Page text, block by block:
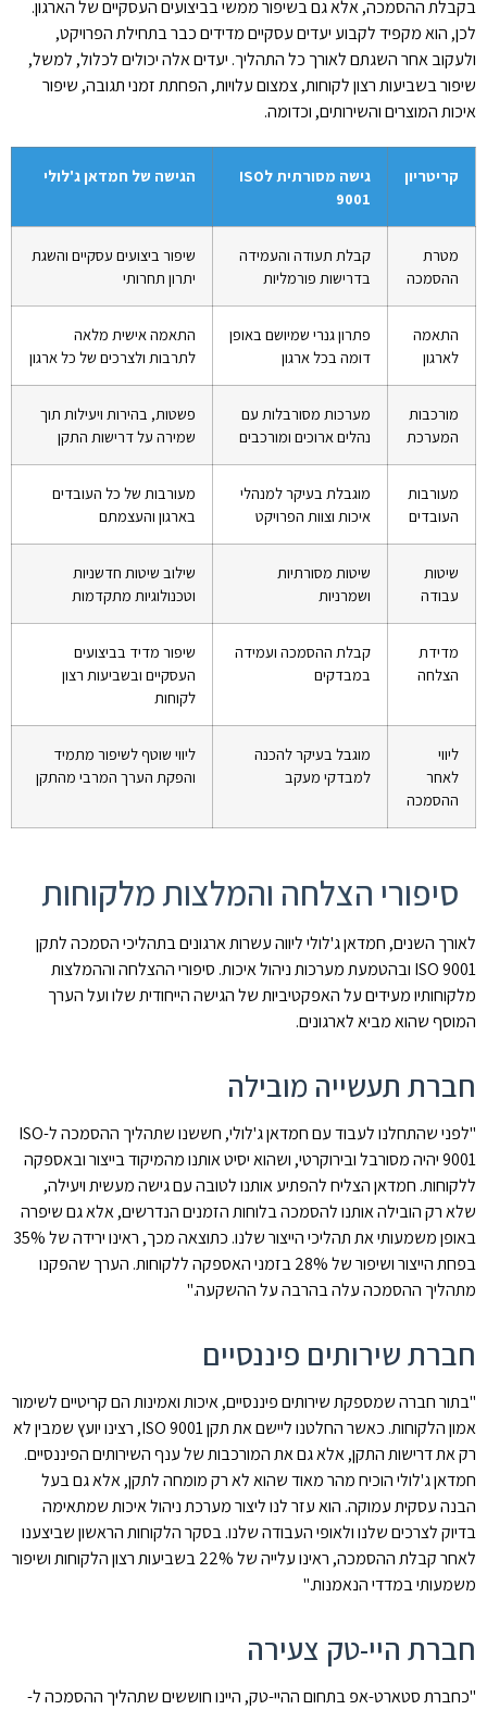
בקבלת ההסמכה, אלא גם בשיפור ממשי בביצועים העסקיים של הארגון.
לכן, הוא מקפיד לקבוע יעדים עסקיים מדידים כבר בתחילת הפרויקט,
ולעקוב אחר השגתם לאורך כל התהליך. יעדים אלה יכולים לכלול, למשל,
שיפור בשביעות רצון לקוחות, צמצום עלויות, הפחתת זמני תגובה, שיפור
איכות המוצרים והשירותים, וכדומה.
קריטריון
גישה מסורתית לISO
9001
הגישה של חמדאן ג'לולי
מטרת
ההסמכה
קבלת תעודה והעמידה
בדרישות פורמליות
שיפור ביצועים עסקיים והשגת
יתרון תחרותי
התאמה
לארגון
פתרון גנרי שמיושם באופן
דומה בכל ארגון
התאמה אישית מלאה
לתרבות ולצרכים של כל ארגון
מורכבות
המערכת
מערכות מסורבלות עם
נהלים ארוכים ומורכבים
פשטות, בהירות ויעילות תוך
שמירה על דרישות התקן
מעורבות
העובדים
מוגבלת בעיקר למנהלי
איכות וצוות הפרויקט
מעורבות של כל העובדים
בארגון והעצמתם
שיטות
עבודה
שיטות מסורתיות
ושמרניות
שילוב שיטות חדשניות
וטכנולוגיות מתקדמות
מדידת
הצלחה
קבלת ההסמכה ועמידה
במבדקים
שיפור מדיד בביצועים
העסקיים ובשביעות רצון
לקוחות
ליווי
לאחר
ההסמכה
מוגבל בעיקר להכנה
למבדקי מעקב
ליווי שוטף לשיפור מתמיד
והפקת הערך המרבי מהתקן
סיפורי הצלחה והמלצות מלקוחות
לאורך השנים, חמדאן ג'לולי ליווה עשרות ארגונים בתהליכי הסמכה לתקן
ISO 9001 ובהטמעת מערכות ניהול איכות. סיפורי ההצלחה וההמלצות
מלקוחותיו מעידים על האפקטיביות של הגישה הייחודית שלו ועל הערך
המוסף שהוא מביא לארגונים.
חברת תעשייה מובילה
"לפני שהתחלנו לעבוד עם חמדאן ג'לולי, חששנו שתהליך ההסמכה ל-ISO
9001 יהיה מסורבל ובירוקרטי, ושהוא יסיט אותנו מהמיקוד בייצור ובאספקה
ללקוחות. חמדאן הצליח להפתיע אותנו לטובה עם גישה מעשית ויעילה,
שלא רק הובילה אותנו להסמכה בלוחות הזמנים הנדרשים, אלא גם שיפרה
באופן משמעותי את תהליכי הייצור שלנו. כתוצאה מכך, ראינו ירידה של 35%
בפחת הייצור ושיפור של 28% בזמני האספקה ללקוחות. הערך שהפקנו
מתהליך ההסמכה עלה בהרבה על ההשקעה."
חברת שירותים פיננסיים
"בתור חברה שמספקת שירותים פיננסיים, איכות ואמינות הם קריטיים לשימור
אמון הלקוחות. כאשר החלטנו ליישם את תקן ISO 9001, רצינו יועץ שמבין לא
רק את דרישות התקן, אלא גם את המורכבות של ענף השירותים הפיננסיים.
חמדאן ג'לולי הוכיח מהר מאוד שהוא לא רק מומחה לתקן, אלא גם בעל
הבנה עסקית עמוקה. הוא עזר לנו ליצור מערכת ניהול איכות שמתאימה
בדיוק לצרכים שלנו ולאופי העבודה שלנו. בסקר הלקוחות הראשון שביצענו
לאחר קבלת ההסמכה, ראינו עלייה של 22% בשביעות רצון הלקוחות ושיפור
משמעותי במדדי הנאמנות."
חברת היי-טק צעירה
"כחברת סטארט-אפ בתחום ההיי-טק, היינו חוששים שתהליך ההסמכה ל-